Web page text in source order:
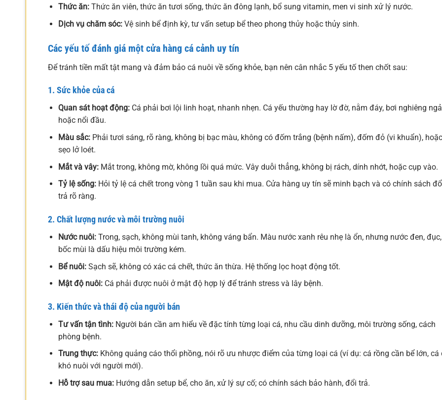
Thức ăn:Thức ăn viên, thức ăn tươi sống, thức ăn đông lạnh, bổ sung vitamin, men vi sinh xử lý nước.
Dịch vụ chăm sóc:Vệ sinh bể định kỳ, tư vấn setup bể theo phong thủy hoặc thủy sinh.
Các yếu tố đánh giá một cửa hàng cá cảnh uy tín
Để tránh tiền mất tật mang và đảm bảo cá nuôi về sống khỏe, bạn nên cân nhắc 5 yếu tố then chốt sau:
1. Sức khỏe của cá
Quan sát hoạt động:Cá phải bơi lội linh hoạt, nhanh nhẹn. Cá yếu thường hay lờ đờ, nằm đáy, bơi nghiêng ngả
hoặc nổi đầu.
Màu sắc:Phải tươi sáng, rõ ràng, không bị bạc màu, không có đốm trắng (bệnh nấm), đốm đỏ (vi khuẩn), hoặc
sẹo lở loét.
Mắt và vây:Mắt trong, không mờ, không lồi quá mức. Vây duỗi thẳng, không bị rách, dính nhớt, hoặc cụp vào.
Tỷ lệ sống:Hỏi tỷ lệ cá chết trong vòng 1 tuần sau khi mua. Cửa hàng uy tín sẽ minh bạch và có chính sách
trả rõ ràng.
2. Chất lượng nước và môi trường nuôi
Nước nuôi:Trong, sạch, không mùi tanh, không váng bẩn. Màu nước xanh rêu nhẹ là ổn, nhưng nước đen, đục,
bốc mùi là dấu hiệu môi trường kém.
Bể nuôi:Sạch sẽ, không có xác cá chết, thức ăn thừa. Hệ thống lọc hoạt động tốt.
Mật độ nuôi:Cá phải được nuôi ở mật độ hợp lý để tránh stress và lây bệnh.
3. Kiến thức và thái độ của người bán
Tư vấn tận tình:Người bán cần am hiểu về đặc tính từng loại cá, nhu cầu dinh dưỡng, môi trường sống, cách
phòng bệnh.
Trung thực:Không quảng cáo thổi phồng, nói rõ ưu nhược điểm của từng loại cá (ví dụ: cá rồng cần bể lớn, cá
khó nuôi với người mới).
Hỗ trợ sau mua:Hướng dẫn setup bể, cho ăn, xử lý sự cố; có chính sách bảo hành, đổi trả.